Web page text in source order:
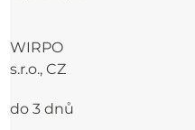
WIRPO
s.r.o., CZ
do 3 dnů